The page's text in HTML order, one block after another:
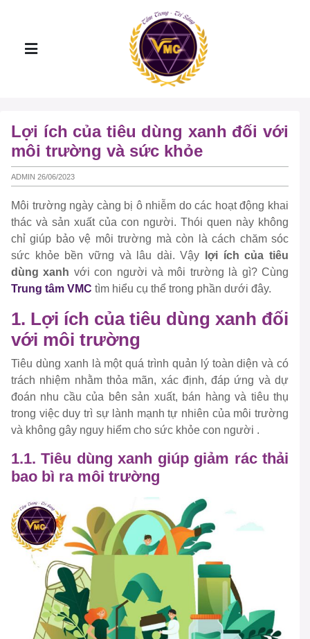
Lợi ích của tiêu dùng xanh đối với
môi trường và sức khỏe
ADMIN 26/06/2023
Môi trường ngày càng bị ô nhiễm do các hoạt động khai
thác và sản xuất của con người. Thói quen này không
chỉ giúp bảo vệ môi trường mà còn là cách chăm sóc
sức khỏe bền vững và lâu dài. Vậy
lợi ích của tiêu
dùng xanh với con người và môi trường là gì? Cùng
Trung tâm VMC tìm hiểu cụ thể trong phần dưới đây.
1. Lợi ích của tiêu dùng xanh đối
với môi trường
Tiêu dùng xanh là một quá trình quản lý toàn diện và có
trách nhiệm nhằm thỏa mãn, xác định, đáp ứng và dự
đoán nhu cầu của bên sản xuất, bán hàng và tiêu thụ
trong việc duy trì sự lành mạnh tự nhiên của môi trường
và không gây nguy hiểm cho sức khỏe con người .
1.1. Tiêu dùng xanh giúp giảm rác thải
bao bì ra môi trường